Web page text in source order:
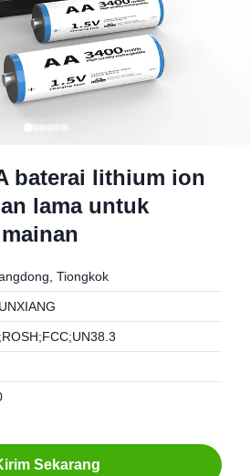
baterai lithium ion
lama untuk
Tiongkok
Sekarang